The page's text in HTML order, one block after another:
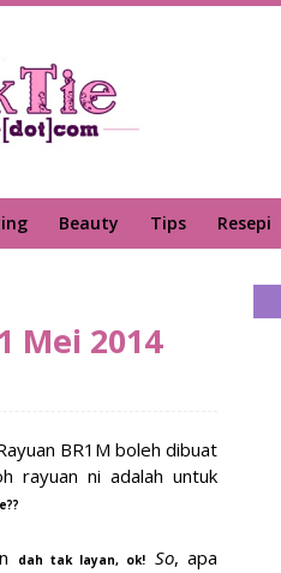
Beauty Tips Resepi
Mei 2014
BR1M boleh dibuat
rayuan ni adalah untuk
dah tak layan, ok! So, apa